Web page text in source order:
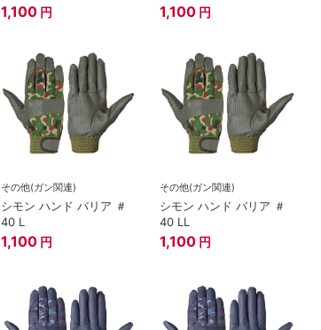
1,100 円 1,100 円
その他(ガン関連)
シモン ハンド バリア ＃
40 L
1,100 円
その他(ガン関連)
シモン ハンド バリア ＃
40 LL
1,100 円